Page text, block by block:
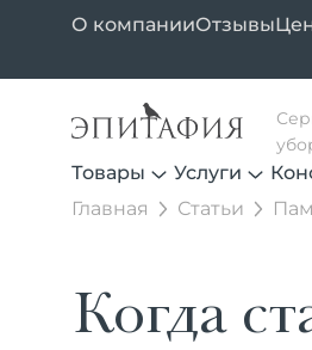
О компанииОтзывы
Товары
Услуги
Главная
Статьи
Когда